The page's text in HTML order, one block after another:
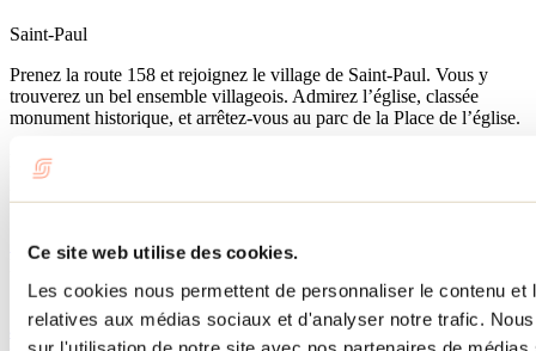
Ce site web utilise des cookies.
Les cookies nous permettent de personnaliser le contenu
relatives aux médias sociaux et d'analyser notre trafic.
Saint-Paul
Prenez la route 158 et rejoignez le village de Saint-Paul. Vous y
trouverez un bel ensemble villageois. Admirez l’église, classée
monument historique, et arrêtez-vous au parc de la Place de l’église.
Pour assister aux spectacles Les Mardis d'août, présentés
gratuitement, nous vous invitons au parc Amyot à compter de 19 h
30, tous les mardis du mois d'août.
Site Web
Municipalité de Saint-Paul
10, chemin Delangis
Saint-Paul, QC J0K 3E0
450 759-4040